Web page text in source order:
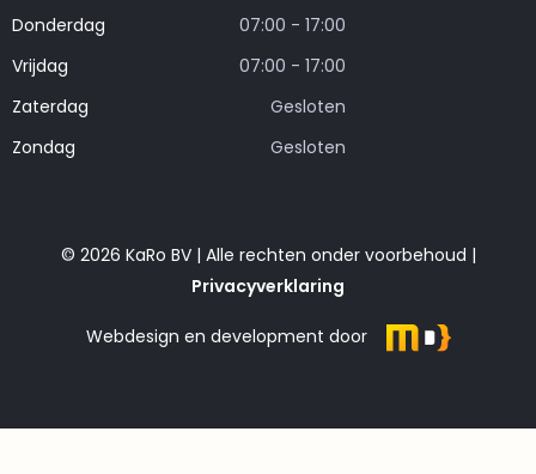
Donderdag
07:00 - 17:00
Vrijdag
07:00 - 17:00
Zaterdag
Gesloten
Zondag
Gesloten
© 2026 KaRo BV | Alle rechten onder voorbehoud |
Privacyverklaring
Webdesign en development door